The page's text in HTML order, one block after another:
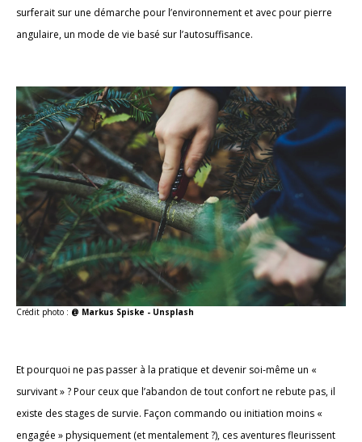
surferait sur une démarche pour l’environnement et avec pour pierre
angulaire, un mode de vie basé sur l’autosuffisance.
Crédit photo : @ Markus Spiske - Unsplash
Et pourquoi ne pas passer à la pratique et devenir soi-même un «
survivant » ? Pour ceux que l’abandon de tout confort ne rebute pas, il
existe des stages de survie. Façon commando ou initiation moins «
engagée » physiquement (et mentalement ?), ces aventures fleurissent